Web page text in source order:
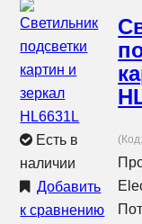
Есть в
наличии
Добавить
к сравнению
(Код: